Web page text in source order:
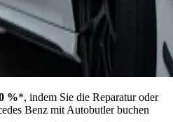
%*, indem Sie die Reparatur oder
Benz mit Autobutler buchen